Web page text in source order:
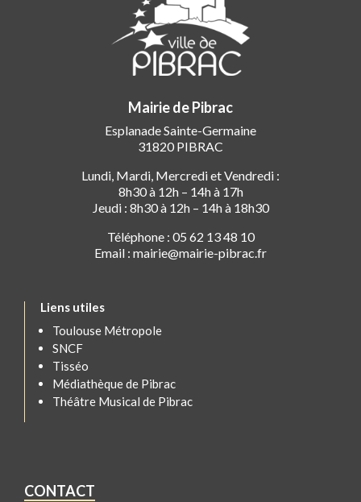
Mairie de Pibrac
Esplanade Sainte-Germaine
31820 PIBRAC
Lundi, Mardi, Mercredi et Vendredi :
8h30 à 12h – 14h à 17h
Jeudi : 8h30 à 12h – 14h à 18h30
Téléphone : 05 62 13 48 10
Email : mairie@mairie-pibrac.fr
Liens utiles
Toulouse Métropole
SNCF
Tisséo
Médiathèque de Pibrac
Théâtre Musical de Pibrac
CONTACT